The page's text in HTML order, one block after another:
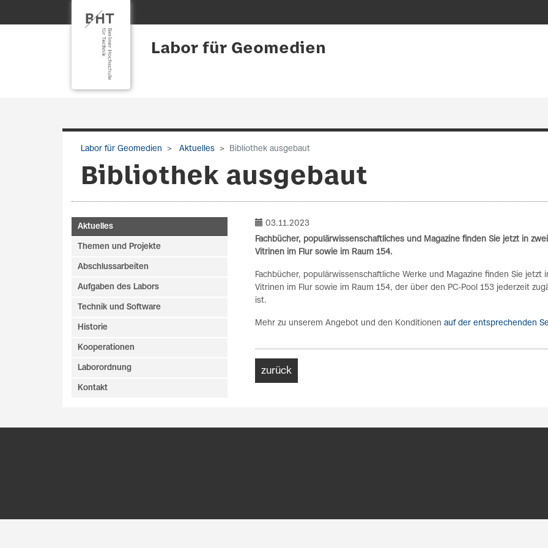
Labor für Geomedien
Labor für Geomedien Aktuelles Bibliothek ausgebaut
Bibliothek ausgebaut
03.11.2023
Fachbücher, populärwissenschaftliches und Magazine finden Sie jetzt in zwei
Vitrinen im Flur sowie im Raum 154.
Fachbücher, populärwissenschaftliche Werke und Magazine finden Sie jetzt
Vitrinen im Flur sowie im Raum 154, der über den PC-Pool 153 jederzeit
ist.
Mehr zu unserem Angebot und den Konditionen auf der entsprechenden
zurück
Aktuelles
Themen und Projekte
Abschlussarbeiten
Aufgaben des Labors
Technik und Software
Historie
Kooperationen
Laborordnung
Kontakt